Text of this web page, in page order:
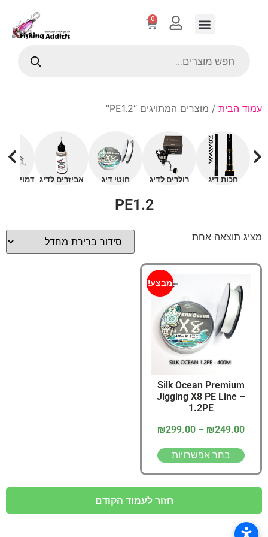
0
עמוד הבית / מוצרים המתויגים “PE1.2”
חכות דיג רולרים לדיג חוטי דיג אביזרים לדיג דמויים
PE1.2
מציג תוצאה אחת
מבצע!
Silk Ocean Premium
Jigging X8 PE Line –
1.2PE
₪249.00
–
₪299.00
בחר אפשרויות
חזור לעמוד הקודם